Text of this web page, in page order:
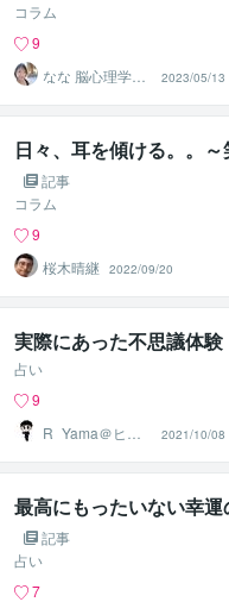
コラム
9
なな 脳心理学セ
ラピスト
2023/05/13
日々、耳を傾ける。。
記事
コラム
9
桜木晴継
2022/09/20
実際にあった不思議体験
占い
9
R_Yama＠ヒー
2021/10/08
最高にもったいない幸
記事
占い
7